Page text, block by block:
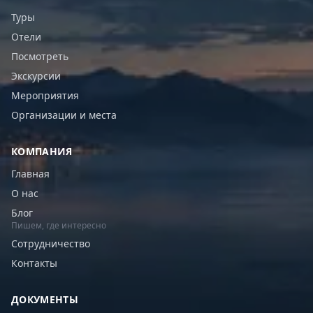
Туры
Отели
Посмотреть
Экскурсии
Мероприятия
Организации и места
КОМПАНИЯ
Главная
О нас
Блог
Пишем, где интересно
Сотрудничество
Контакты
ДОКУМЕНТЫ